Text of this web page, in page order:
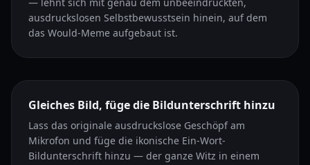
ausdruckslosen Selbstbewusstsein hinein, auf dem
das Would-Meme aufgebaut ist.
Gleiches Bild, füge die Bildunterschrift hinzu
Lass das originale ausdruckslose Geschöpf am
Mikrofon und füge die ikonische Ein-Wort-
Bildunterschrift hinzu — der ganze Witz in einem